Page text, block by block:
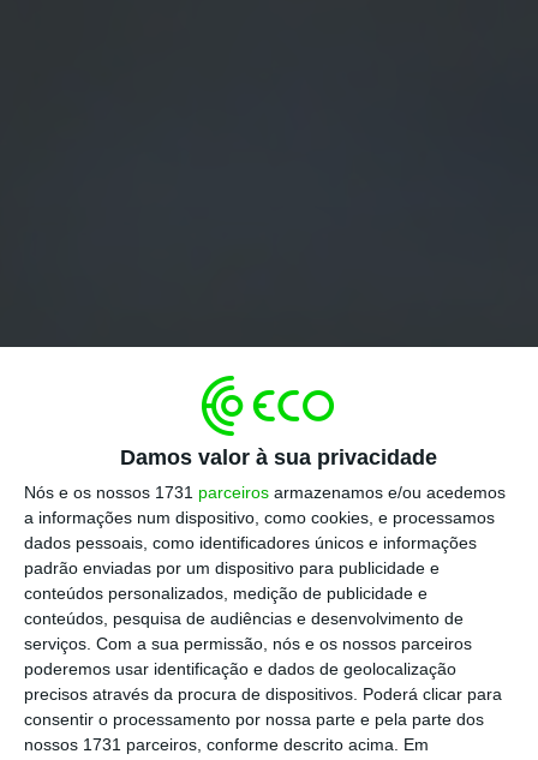
Damos valor à sua privacidade
Nós e os nossos 1731 parceiros armazenamos e/ou acedemos
a informações num dispositivo, como cookies, e processamos
dados pessoais, como identificadores únicos e informações
padrão enviadas por um dispositivo para publicidade e
conteúdos personalizados, medição de publicidade e
conteúdos, pesquisa de audiências e desenvolvimento de
serviços. Com a sua permissão, nós e os nossos parceiros
poderemos usar identificação e dados de geolocalização
precisos através da procura de dispositivos. Poderá clicar para
consentir o processamento por nossa parte e pela parte dos
nossos 1731 parceiros, conforme descrito acima. Em